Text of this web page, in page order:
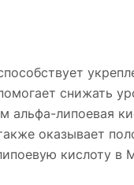
снижать
липоевая
оказывает
кислоту